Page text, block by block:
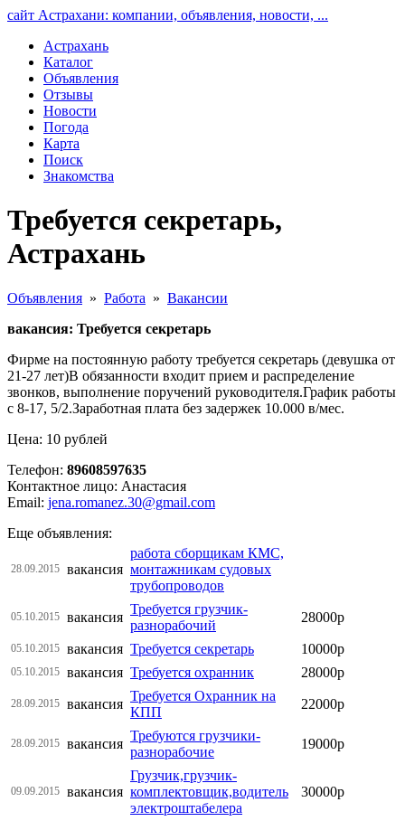
сайт Астрахани: компании, объявления, новости, ...
Астрахань
Каталог
Объявления
Отзывы
Новости
Погода
Карта
Поиск
Знакомства
Требуется секретарь,
Астрахань
Объявления » Работа » Вакансии
вакансия: Требуется секретарь
Фирме на постоянную работу требуется секретарь (девушка от
21-27 лет)В обязанности входит прием и распределение
звонков, выполнение поручений руководителя.График работы
с 8-17, 5/2.Заработная плата без задержек 10.000 в/мес.
Цена: 10 рублей
Телефон: 89608597635
Контактное лицо: Анастасия
Email: jena.romanez.30@gmail.com
Еще объявления:
28.09.2015 вакансия
работа сборщикам КМС,
монтажникам судовых
трубопроводов
05.10.2015 вакансия
Требуется грузчик-
разнорабочий
28000р
05.10.2015 вакансия Требуется секретарь 10000р
05.10.2015 вакансия Требуется охранник 28000р
28.09.2015 вакансия
Требуется Охранник на
КПП
22000р
28.09.2015 вакансия
Требуются грузчики-
разнорабочие
19000р
09.09.2015 вакансия
Грузчик,грузчик-
комплектовщик,водитель
электроштабелера
30000р